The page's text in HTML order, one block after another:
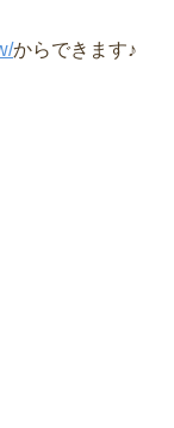
からできます♪